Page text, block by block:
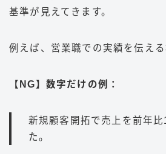
基準が見えてきます。
例えば、営業職での実績を伝える
【NG】数字だけの例：
新規顧客開拓で売上を前年
た。